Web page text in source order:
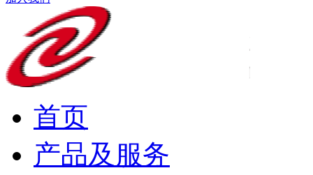
首页
产品及服务